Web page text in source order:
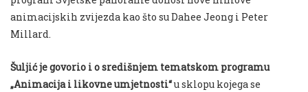
animacijskih zvijezda kao što su Dahee Jeong i Peter
Millard.
Šuljić je govorio i o središnjem tematskom programu
„Animacija i likovne umjetnosti“u sklopu kojega se